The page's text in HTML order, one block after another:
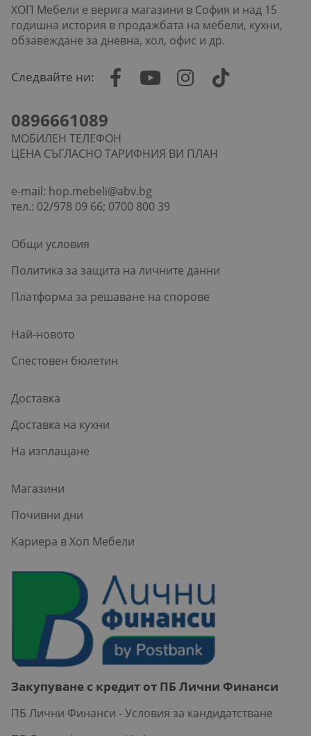
ХОП Мебели е верига магазини в София и над 15
годишна история в продажбата на мебели, кухни,
обзавеждане за дневна, хол, офис и др.
Следвайте ни:
0896661089
МОБИЛЕН ТЕЛЕФОН
ЦЕНА СЪГЛАСНО ТАРИФНИЯ ВИ ПЛАН
e-mail: hop.mebeli@abv.bg
тел.: 02/978 09 66; 0700 800 39
Общи условия
Политика за защита на личните данни
Платформа за решаване на спорове
Най-новото
Спестовен бюлетин
Доставка
Доставка на кухни
На изплащане
Магазини
Почивни дни
Кариера в Хоп Мебели
Закупуване с кредит от ПБ Лични Финанси
ПБ Лични Финанси - Условия за кандидатстване